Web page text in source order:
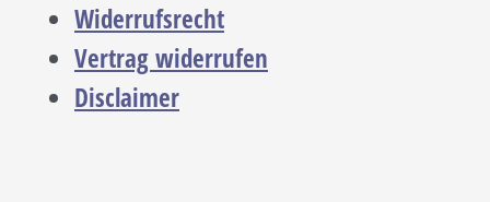
Widerrufsrecht
Vertrag widerrufen
Disclaimer